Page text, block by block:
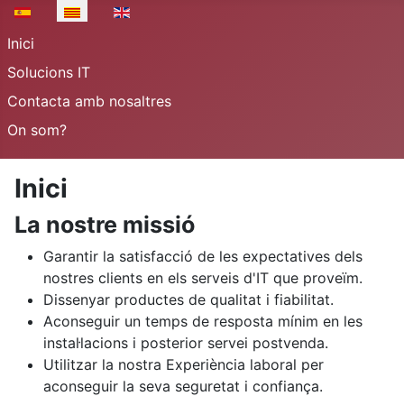
Seleccioni el seu idioma
Inici
Solucions IT
Contacta amb nosaltres
On som?
Inici
La nostre missió
Garantir la satisfacció de les expectatives dels
nostres clients en els serveis d'IT que proveïm.
Dissenyar productes de qualitat i fiabilitat.
Aconseguir un temps de resposta mínim en les
instal·lacions i posterior servei postvenda.
Utilitzar la nostra Experiència laboral per
aconseguir la seva seguretat i confiança.